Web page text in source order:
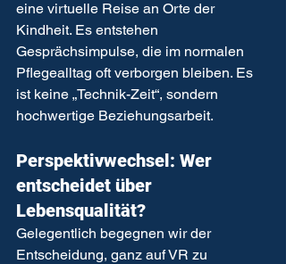
eine virtuelle Reise an Orte der
Kindheit. Es entstehen
Gesprächsimpulse, die im normalen
Pflegealltag oft verborgen bleiben. Es
ist keine „Technik-Zeit“, sondern
hochwertige Beziehungsarbeit.
Perspektivwechsel: Wer
entscheidet über
Lebensqualität?
Gelegentlich begegnen wir der
Entscheidung, ganz auf VR zu